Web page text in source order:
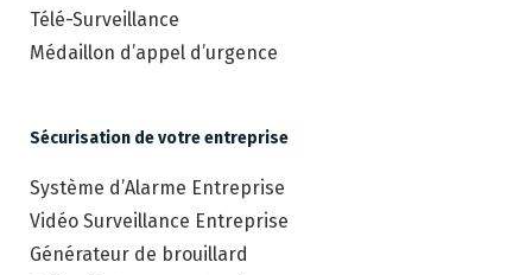
Télé-Surveillance
Médaillon d’appel d’urgence
Sécurisation de votre entreprise
Système d’Alarme Entreprise
Vidéo Surveillance Entreprise
Générateur de brouillard